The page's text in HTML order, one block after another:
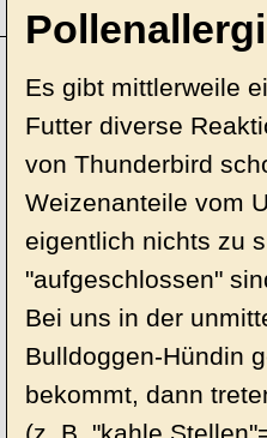
Es gibt mittlerweile
Futter diverse
von Thunderbird
Weizenanteile vom
eigentlich nichts zu
"aufgeschlossen"
Bei uns in der
Bulldoggen-Hündin
bekommt, dann